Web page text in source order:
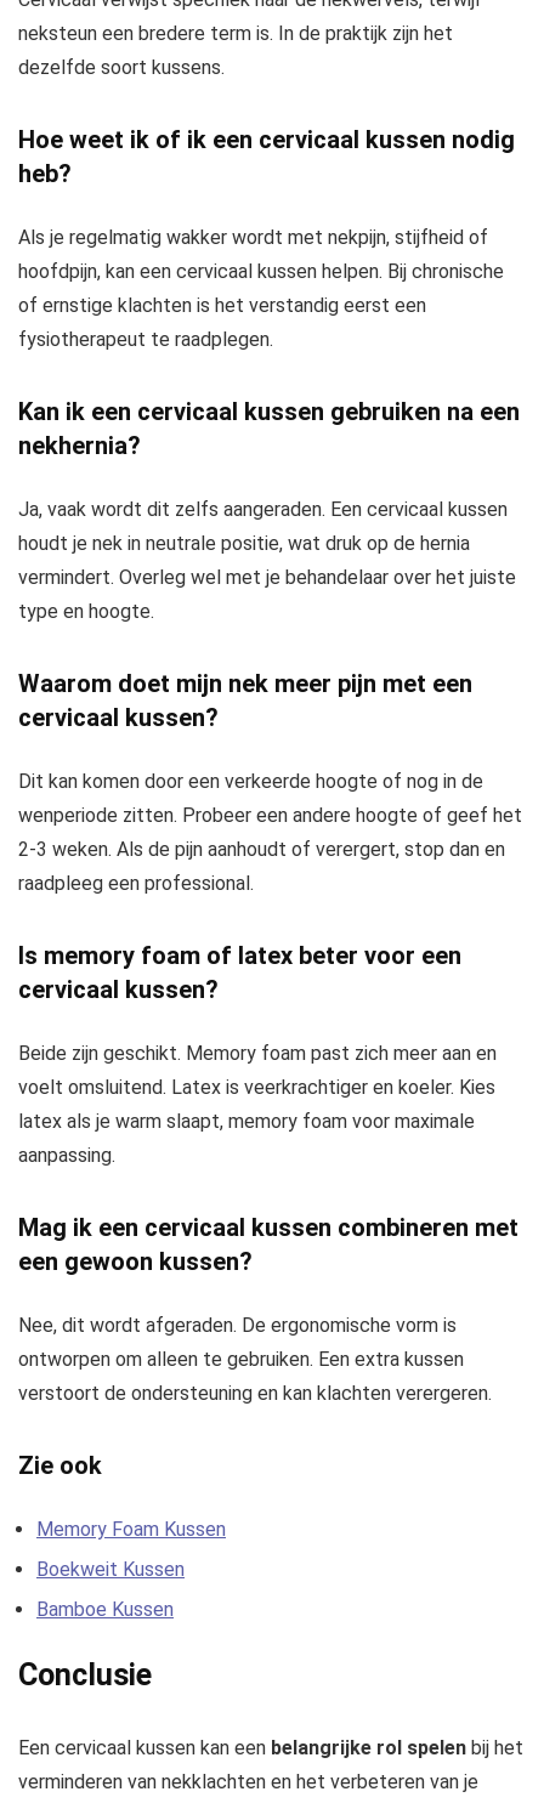
neksteun een bredere term is. In de praktijk zijn het
dezelfde soort kussens.
Hoe weet ik of ik een cervicaal kussen nodig
heb?
Als je regelmatig wakker wordt met nekpijn, stijfheid of
hoofdpijn, kan een cervicaal kussen helpen. Bij chronische
of ernstige klachten is het verstandig eerst een
fysiotherapeut te raadplegen.
Kan ik een cervicaal kussen gebruiken na een
nekhernia?
Ja, vaak wordt dit zelfs aangeraden. Een cervicaal kussen
houdt je nek in neutrale positie, wat druk op de hernia
vermindert. Overleg wel met je behandelaar over het juiste
type en hoogte.
Waarom doet mijn nek meer pijn met een
cervicaal kussen?
Dit kan komen door een verkeerde hoogte of nog in de
wenperiode zitten. Probeer een andere hoogte of geef het
2-3 weken. Als de pijn aanhoudt of verergert, stop dan en
raadpleeg een professional.
Is memory foam of latex beter voor een
cervicaal kussen?
Beide zijn geschikt. Memory foam past zich meer aan en
voelt omsluitend. Latex is veerkrachtiger en koeler. Kies
latex als je warm slaapt, memory foam voor maximale
aanpassing.
Mag ik een cervicaal kussen combineren met
een gewoon kussen?
Nee, dit wordt afgeraden. De ergonomische vorm is
ontworpen om alleen te gebruiken. Een extra kussen
verstoort de ondersteuning en kan klachten verergeren.
Zie ook
Memory Foam Kussen
Boekweit Kussen
Bamboe Kussen
Conclusie
Een cervicaal kussen kan een belangrijke rol spelen bij het
verminderen van nekklachten en het verbeteren van je